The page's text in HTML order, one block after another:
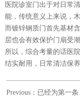
医院诊室门出于对日常
能，传统意义上来说，
而镀锌钢质门首先基材
层也会有效保护门扇受
所以，综合考量的话医
结实耐用，日常清洁保
Previous：已经为第一条